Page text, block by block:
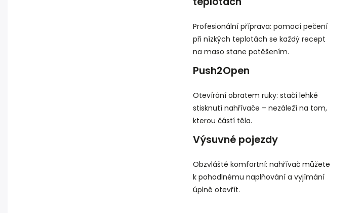
Profesionální příprava: pomocí pečení
při nízkých teplotách se každý recept
na maso stane potěšením.
Push2Open
Otevírání obratem ruky: stačí lehké
stisknutí nahřívače – nezáleží na tom,
kterou částí těla.
Výsuvné pojezdy
Obzvláště komfortní: nahřívač můžete
k pohodlnému naplňování a vyjímání
úplně otevřít.